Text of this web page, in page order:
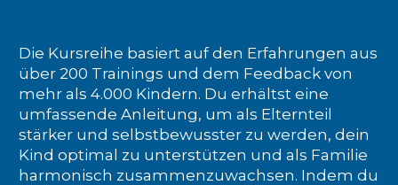
Die Kursreihe basiert auf den Erfahrungen aus
über 200 Trainings und dem Feedback von
mehr als 4.000 Kindern. Du erhältst eine
umfassende Anleitung, um als Elternteil
stärker und selbstbewusster zu werden, dein
Kind optimal zu unterstützen und als Familie
harmonisch zusammenzuwachsen. Indem du